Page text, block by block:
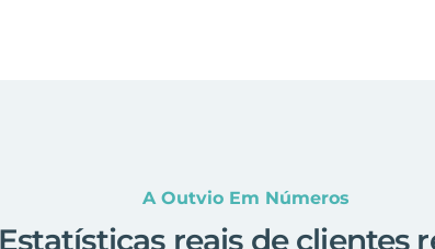
A Outvio Em Números
reais de clientes